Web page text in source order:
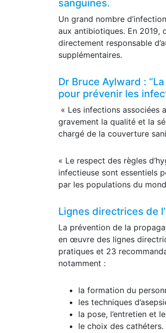
sanguines.
Un grand nombre
aux antibiotiques. En 2019,
directement responsable
supplémentaires.
Dr Bruce Aylward :
pour prévenir les
« Les infections associées
gravement la qualité et la
chargé de la couverture
« Le respect des règles
infectieuse sont essentiels
par les populations du
Lignes directrices de
La prévention de la
en œuvre des lignes
pratiques et 23
notamment :
la formation du
les techniques
la pose, l’entretien et
le choix des cathéters.